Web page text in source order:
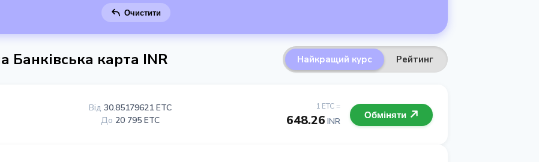
Очистити
Банківська карта INR Найкращий курс Рейтинг
1 ETC =
648.26 INR
Від 30.85179621 ETC
До 20 795 ETC Обміняти